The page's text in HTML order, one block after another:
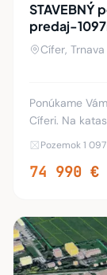
STAVEBNÝ
predaj-
Cífer, Trnava
Ponúkame
Cíferi. Na
je 1097 m2.
Pozemok 1
74 990 €